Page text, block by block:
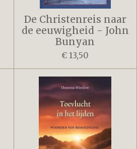
De Christenreis naar
de eeuwigheid - John
Bunyan
€ 13,50